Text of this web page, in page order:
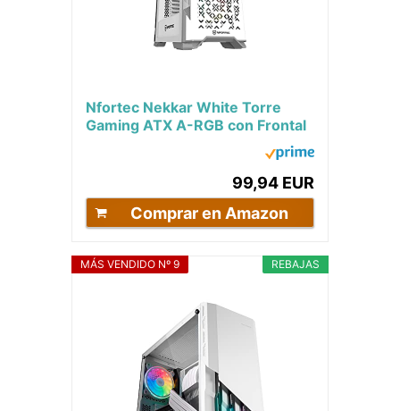
Nfortec Nekkar White Torre
Gaming ATX A-RGB con Frontal
99,94 EUR
Comprar en Amazon
REBAJAS
MÁS VENDIDO Nº 9